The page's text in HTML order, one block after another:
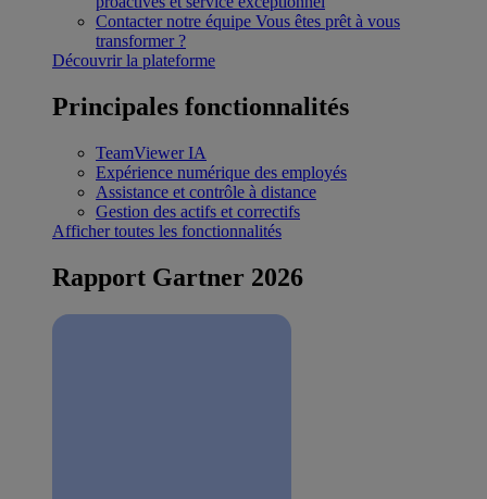
Contacter notre équipe Vous êtes prêt à vous
transformer ?
Découvrir la plateforme
Principales fonctionnalités
TeamViewer IA
Expérience numérique des employés
Assistance et contrôle à distance
Gestion des actifs et correctifs
Afficher toutes les fonctionnalités
Rapport Gartner 2026